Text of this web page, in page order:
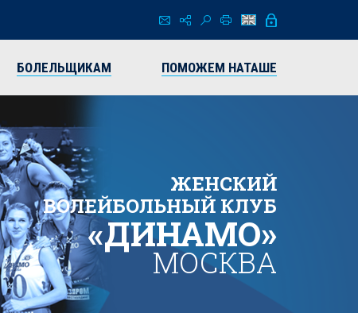
БОЛЕЛЬЩИКАМ ПОМОЖЕМ НАТАШЕ
ЖЕНСКИЙ
ВОЛЕЙБОЛЬНЫЙ КЛУБ
«ДИНАМО»
МОСКВА